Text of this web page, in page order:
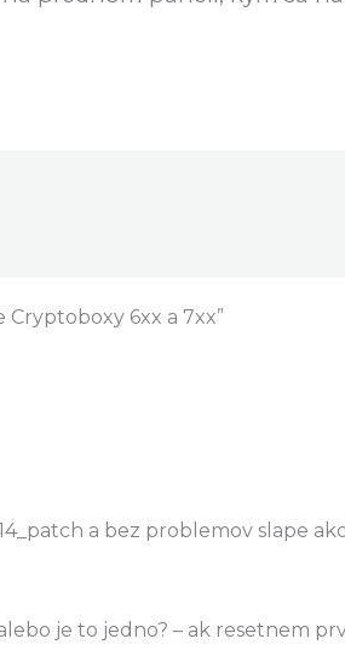
Cryptoboxy 6xx a 7xx”
a bez problemov slape
je to jedno? – ak resetnem